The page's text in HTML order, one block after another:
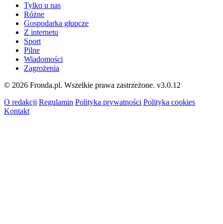
Tylko u nas
Różne
Gospodarka głupcze
Z internetu
Sport
Pilne
Wiadomości
Zagrożenia
© 2026 Fronda.pl. Wszelkie prawa zastrzeżone. v3.0.12
O redakcji Regulamin Polityka prywatności Polityka cookies
Kontakt